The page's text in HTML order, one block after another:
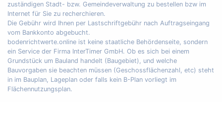
zuständigen Stadt- bzw. Gemeindeverwaltung zu bestellen bzw im
Internet für Sie zu recherchieren.
Die Gebühr wird Ihnen per Lastschriftgebühr nach Auftragseingang
vom Bankkonto abgebucht.
bodenrichtwerte.online ist keine staatliche Behördenseite, sondern
ein Service der Firma InterTimer GmbH. Ob es sich bei einem
Grundstück um Bauland handelt (Baugebiet), und welche
Bauvorgaben sie beachten müssen (Geschossflächenzahl, etc) steht
in im Bauplan, Lageplan oder falls kein B-Plan vorliegt im
Flächennutzungsplan.